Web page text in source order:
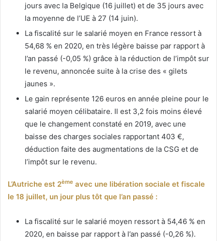
jours avec la Belgique (16 juillet) et de 35 jours avec
la moyenne de l’UE à 27 (14 juin).
La fiscalité sur le salarié moyen en France ressort à
54,68 % en 2020, en très légère baisse par rapport à
l’an passé (-0,05 %) grâce à la réduction de l’impôt sur
le revenu, annoncée suite à la crise des « gilets
jaunes ».
Le gain représente 126 euros en année pleine pour le
salarié moyen célibataire. Il est 3,2 fois moins élevé
que le changement constaté en 2019, avec une
baisse des charges sociales rapportant 403 €,
déduction faite des augmentations de la CSG et de
l’impôt sur le revenu.
L’Autriche est 2ème avec une libération sociale et fiscale
le 18 juillet, un jour plus tôt que l’an passé :
La fiscalité sur le salarié moyen ressort à 54,46 % en
2020, en baisse par rapport à l’an passé (-0,26 %).